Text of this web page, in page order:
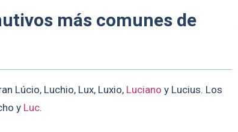
más comunes de
Lúcio, Luchio, Lux, Luxio, Luciano y Lucius. Los
y Luc.